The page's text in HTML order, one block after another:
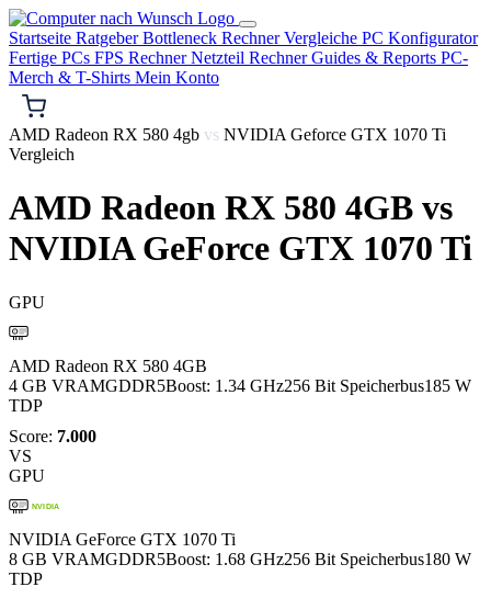
Startseite RatgeberBottleneck RechnerVergleiche PC Konfigurator
Fertige PCs FPS RechnerNetzteil RechnerGuides & Reports PC-
Merch & T-Shirts Mein Konto
AMD Radeon RX 580 4gb vs NVIDIA Geforce GTX 1070 Ti
Vergleich
AMD Radeon RX 580 4GB vs
NVIDIA GeForce GTX 1070 Ti
GPU
AMD Radeon RX 580 4GB
4 GB VRAMGDDR5Boost: 1.34 GHz256 Bit Speicherbus185 W
TDP
Score: 7.000
VS
GPU
NVIDIA
NVIDIA GeForce GTX 1070 Ti
8 GB VRAMGDDR5Boost: 1.68 GHz256 Bit Speicherbus180 W
TDP